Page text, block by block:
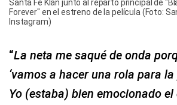
Santa Fe Klan junto al reparto principal de
Forever" en el estreno de la película (Foto:
Instagram)
“La neta me saqué de onda
‘vamos a hacer una rola para la
Yo (estaba) bien emocionado el